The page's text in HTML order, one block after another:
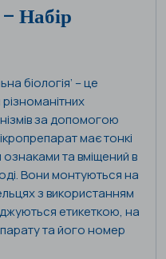
Набір
біологія’ – це
за допомогою
має тонкі
ознаками та вміщений в
Вони монтуються на
з використанням
етикеткою, на
та його номер